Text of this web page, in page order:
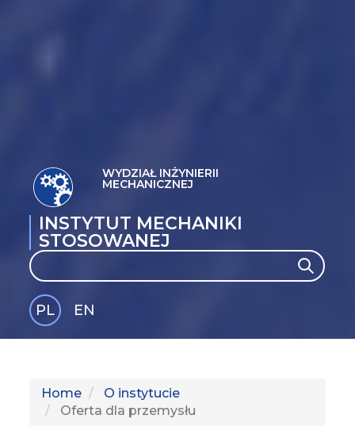
WYDZIAŁ INŻYNIERII
MECHANICZNEJ
INSTYTUT MECHANIKI
STOSOWANEJ
Search Search
PL
EN
Home
O instytucie
Oferta dla przemysłu